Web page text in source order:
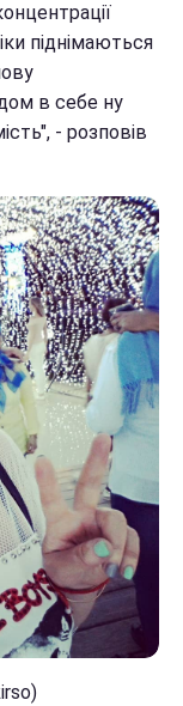
піднімаються
в себе ну
- розповів